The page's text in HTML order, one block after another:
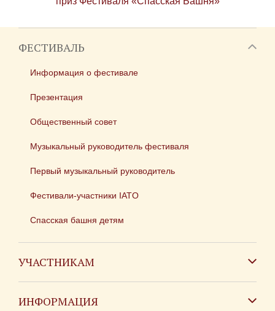
ФЕСТИВАЛЬ
Информация о фестивале
Презентация
Общественный совет
Музыкальный руководитель фестиваля
Первый музыкальный руководитель
Фестивали-участники IATO
Спасская башня детям
УЧАСТНИКАМ
ИНФОРМАЦИЯ